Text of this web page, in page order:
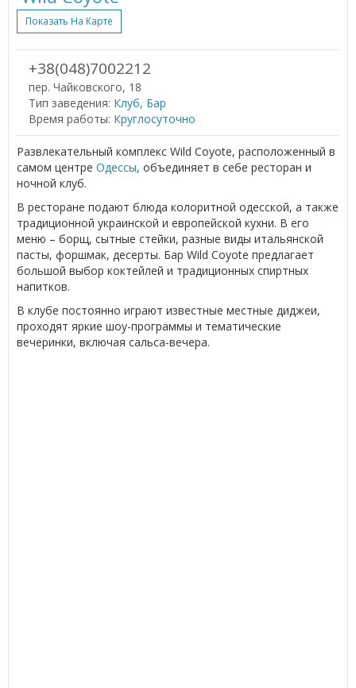
Показать На Карте
+38(048)7002212
пер. Чайковского, 18
Тип заведения: Клуб, Бар
Время работы: Круглосуточно
Развлекательный комплекс Wild Coyote, расположенный в
самом центре Одессы, объединяет в себе ресторан и
ночной клуб.
В ресторане подают блюда колоритной одесской, а также
традиционной украинской и европейской кухни. В его
меню – борщ, сытные стейки, разные виды итальянской
пасты, форшмак, десерты. Бар Wild Coyote предлагает
большой выбор коктейлей и традиционных спиртных
напитков.
В клубе постоянно играют известные местные диджеи,
проходят яркие шоу-программы и тематические
вечеринки, включая сальса-вечера.